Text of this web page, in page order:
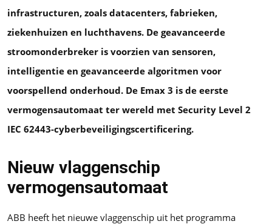
infrastructuren, zoals datacenters, fabrieken,
ziekenhuizen en luchthavens. De geavanceerde
stroomonderbreker is voorzien van sensoren,
intelligentie en geavanceerde algoritmen voor
voorspellend onderhoud. De Emax 3 is de eerste
vermogensautomaat ter wereld met Security Level 2
IEC 62443-cyberbeveiligingscertificering.
Nieuw vlaggenschip
vermogensautomaat
ABB heeft het nieuwe vlaggenschip uit het programma